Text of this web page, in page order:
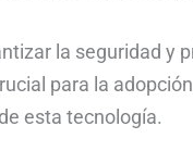
la seguridad y
para la adopción
esta tecnología.